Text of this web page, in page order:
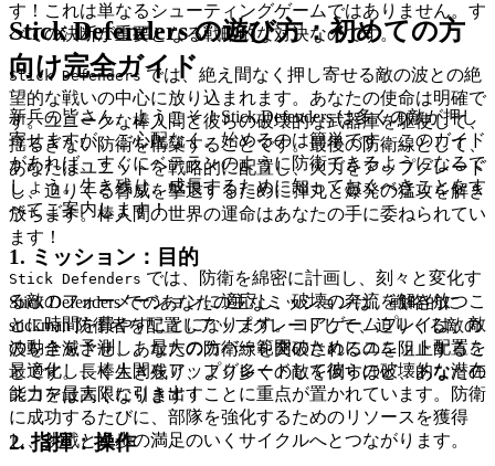
す！これは単なるシューティングゲームではありません。す
べての決断が重要となる戦略的な対決なのです。
Stick Defenders では、絶え間なく押し寄せる敵の波との絶
望的な戦いの中心に放り込まれます。あなたの使命は明確で
す。ユニークな棒人間と彼らの破壊的な武器庫を駆使して、
揺るぎない防衛を構築することです。最後の防衛線として、
あなたはユニットを戦略的に配置し、火力をアップグレード
し、迫りくる脅威を撃退するために弾丸と爆発の猛攻を解き
放ちます。棒人間の世界の運命はあなたの手に委ねられてい
ます！
Stick Defenders では、防衛を綿密に計画し、刻々と変化す
る敵のフォーメーションに適応し、破壊の奔流を解き放つこ
とに時間を費やすことになります。コアゲームプレイは、敵
の動きを予測し、最大のカバー範囲のためにユニット配置を
最適化し、棒人間をアップグレードして彼らの破壊的な潜在
能力を最大限に引き出すことに重点が置かれています。防衛
に成功するたびに、部隊を強化するためのリソースを獲得
し、挑戦と進歩の満足のいくサイクルへとつながります。
Stick Defenders の遊び方：初めての方
向け完全ガイド
新兵の皆さん、ようこそ！Stick Defenders は多くの敵が押し
寄せますが、ご心配なく。始めるのは簡単です。このガイド
があれば、すぐにベテランのように防衛できるようになるで
しょう。生き残り、成長するために知っておくべきことをす
べてご案内します！
1. ミッション：目的
Stick Defenders でのあなたの主なミッションは、戦略的に
stickman 防衛者を配置しアップグレードして、迫りくる敵の
波を全滅させ、あなたの防衛線を突破されるのを阻止するこ
とです。長く生き残り、より多くの敵を倒すほど、あなたの
スコアは高くなります！
2. 指揮：操作